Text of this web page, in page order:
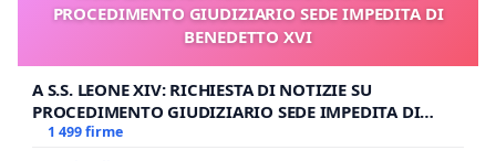
PROCEDIMENTO GIUDIZIARIO SEDE IMPEDITA DI
BENEDETTO XVI
A S.S. LEONE XIV: RICHIESTA DI NOTIZIE SU
PROCEDIMENTO GIUDIZIARIO SEDE IMPEDITA DI
BENEDETTO XVI
1 499 firme